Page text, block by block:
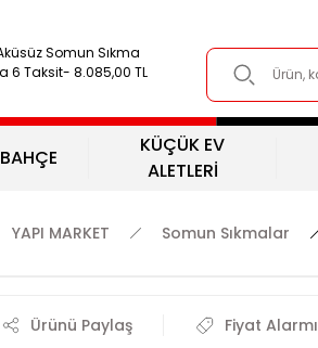
BAHÇE
KÜÇÜK EV
ALETLERİ
YAPI MARKET Somun Sıkmalar
Ürünü Paylaş Fiyat Alarmı